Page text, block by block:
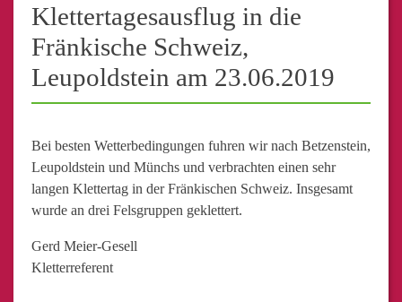
Klettertagesausflug in die
Fränkische Schweiz,
Leupoldstein am 23.06.2019
Bei besten Wetterbedingungen fuhren wir nach Betzenstein,
Leupoldstein und Münchs und verbrachten einen sehr
langen Klettertag in der Fränkischen Schweiz. Insgesamt
wurde an drei Felsgruppen geklettert.
Gerd Meier-Gesell
Kletterreferent